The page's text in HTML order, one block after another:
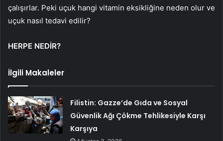
çalışırlar. Peki uçuk hangi vitamin eksikliğine neden olur ve
uçuk nasıl tedavi edilir?
HERPE NEDİR?
İlgili Makaleler
Filistin: Gazze’de Gıda ve Sosyal
Güvenlik Ağı Çökme Tehlikesiyle Karşı
Karşıya